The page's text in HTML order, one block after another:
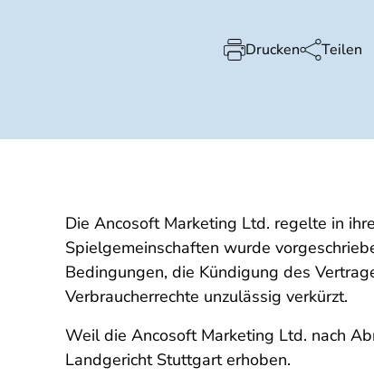
Drucken Teilen
Die Ancosoft Marketing Ltd. regelte in
Spielgemeinschaften wurde
Bedingungen, die Kündigung des
Verbraucherrechte unzulässig verkürzt.
Weil die Ancosoft Marketing Ltd. nach
Landgericht Stuttgart erhoben.